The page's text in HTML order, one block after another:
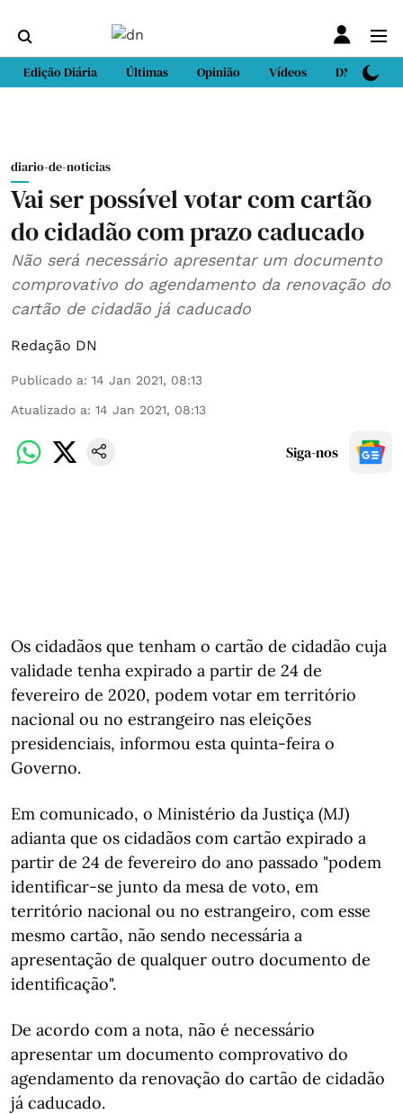
Edição Diária Últimas Opinião Vídeos DN Sport
diario-de-noticias
Vai ser possível votar com cartão
do cidadão com prazo caducado
Não será necessário apresentar um documento
comprovativo do agendamento da renovação do
cartão de cidadão já caducado
Redação DN
Publicado a: 14 Jan 2021, 08:13
Atualizado a: 14 Jan 2021, 08:13
Siga-nos
Os cidadãos que tenham o cartão de cidadão cuja
validade tenha expirado a partir de 24 de
fevereiro de 2020, podem votar em território
nacional ou no estrangeiro nas eleições
presidenciais, informou esta quinta-feira o
Governo.
Em comunicado, o Ministério da Justiça (MJ)
adianta que os cidadãos com cartão expirado a
partir de 24 de fevereiro do ano passado "podem
identificar-se junto da mesa de voto, em
território nacional ou no estrangeiro, com esse
mesmo cartão, não sendo necessária a
apresentação de qualquer outro documento de
identificação".
De acordo com a nota, não é necessário
apresentar um documento comprovativo do
agendamento da renovação do cartão de cidadão
já caducado.